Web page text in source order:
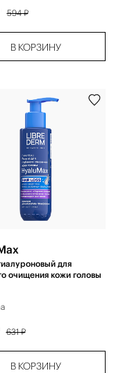
594 ₽
В КОРЗИНУ
для
очищения кожи головы
631 ₽
В КОРЗИНУ